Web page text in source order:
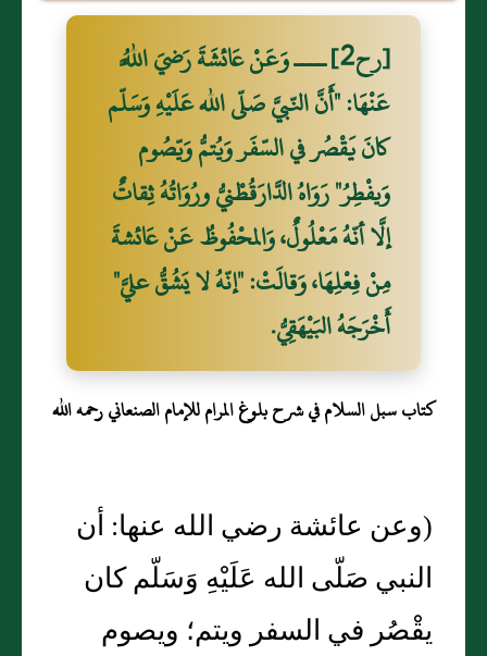
[رح2] ــــ وَعَنْ عَائشَةَ رَضيَ اللَّهُ
عَنْهَا: "أَنَّ النّبيَّ صَلّى الله عَلَيْهِ وَسَلّم
كانَ يَقْصُر في السّفَر وَيُتمُّ وَيّصُوم
وَيفْطِرُ" رَوَاهُ الدَّارَقُطْنيُّ ورُوَاتُهُ ثِقاتٌ
إلَّا أنّهُ مَعْلُولٌ، وَالمحْفُوظُ عَنْ عَائشةَ
مِنْ فِعْلِهَا، وَقالَتْ: "إنّهُ لا يَشُقُّ عليَّ"
أَخْرَجَهُ البَيْهَقِيُّ.
كتاب سبل السلام في شرح بلوغ المرام للإمام الصنعاني رحمه الله
(وعن عائشة رضي الله عنها: أن
النبي صَلّى الله عَلَيْهِ وَسَلّم كان
يقْصُر في السفر ويتم؛ ويصوم